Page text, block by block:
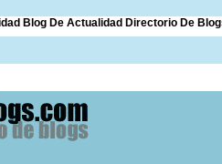
Blog De Actualidad Directorio De